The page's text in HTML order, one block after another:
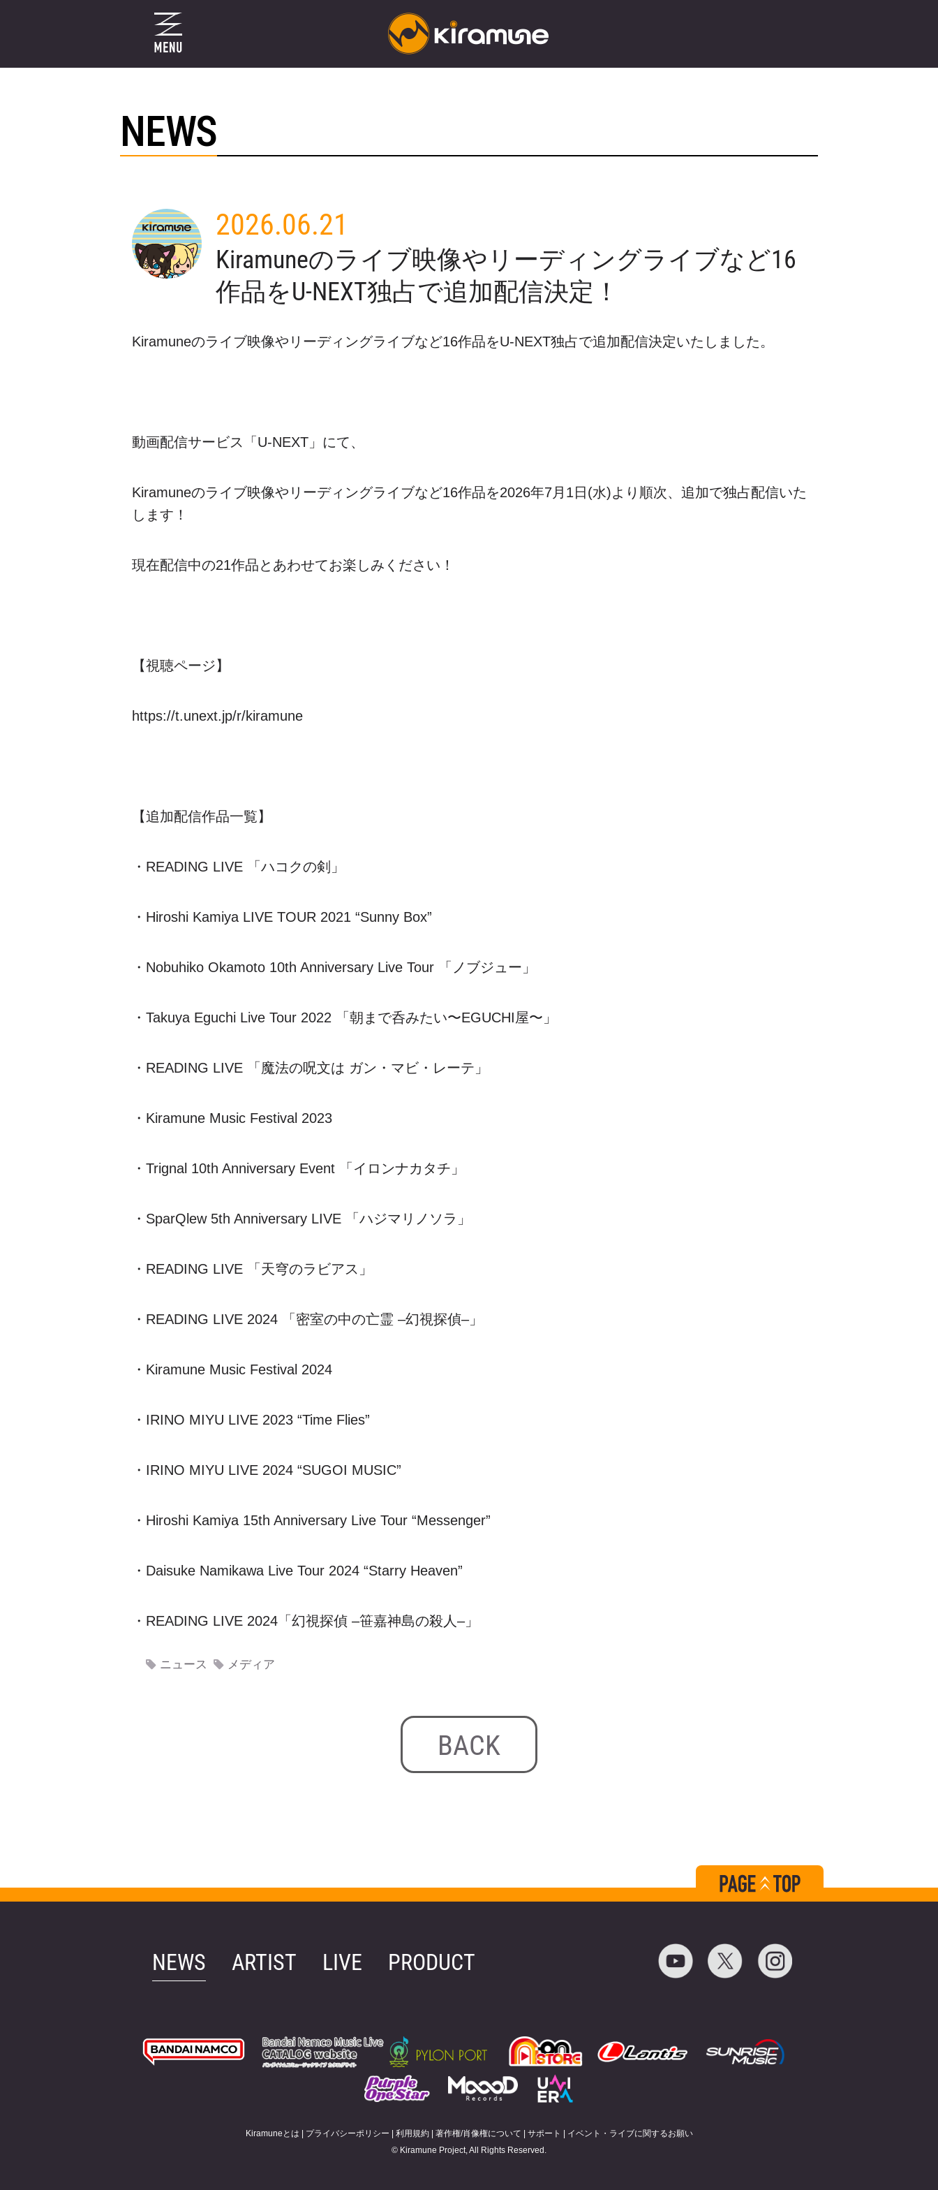
NEWS
2026.06.21
ニュース メディア
Kiramuneのライブ映像やリーディングライブなど16
作品をU-NEXT独占で追加配信決定！
Kiramuneのライブ映像やリーディングライブなど16作品をU-NEXT独占で追加配信決定いたしました。
動画配信サービス「 U-NEXT 」にて、
Kiramuneのライブ映像やリーディングライブなど16作品を2026年7月 1 日 (水)より順次、追加で独占配信いた
します！
現在配信中の21作品とあわせてお楽しみください！
【視聴ページ】
https://t.unext.jp/r/kiramune
【追加配信作品一覧】
・READING LIVE 「ハコクの剣」
・Hiroshi Kamiya LIVE TOUR 2021 “Sunny Box”
・Nobuhiko Okamoto 10th Anniversary Live Tour 「ノブジュー」
・Takuya Eguchi Live Tour 2022 「朝まで呑みたい〜EGUCHI屋〜」
・READING LIVE 「魔法の呪文は ガン・マビ・レーテ」
・Kiramune Music Festival 2023
・Trignal 10th Anniversary Event 「イロンナカタチ」
・SparQlew 5th Anniversary LIVE 「ハジマリノソラ」
・READING LIVE 「天穹のラビアス」
・READING LIVE 2024 「密室の中の亡霊 –幻視探偵–」
・Kiramune Music Festival 2024
・IRINO MIYU LIVE 2023 “Time Flies”
・IRINO MIYU LIVE 2024 “SUGOI MUSIC”
・Hiroshi Kamiya 15th Anniversary Live Tour “Messenger”
・Daisuke Namikawa Live Tour 2024 “Starry Heaven”
・READING LIVE 2024 「幻視探偵 –笹嘉神島の殺人–」
BACK
NEWS ARTIST LIVE PRODUCT
Kiramuneとは プライバシーポリシー 利用規約| 著作権/肖像権について サポート
イベント・ライブに関するお願い
© Kiramune Project, All Rights Reserved.